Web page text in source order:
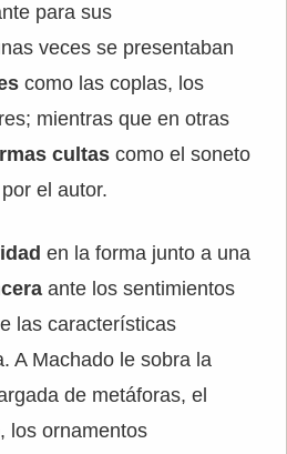
para sus
veces se presentaban
como las coplas, los
mientras que en otras
cultas como el soneto
el autor.
en la forma junto a una
ante los sentimientos
las características
A Machado le sobra la
de metáforas, el
los ornamentos